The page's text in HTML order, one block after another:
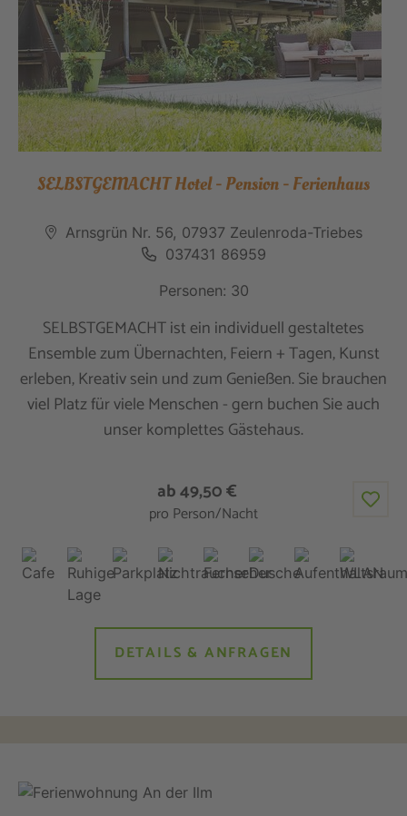
SELBSTGEMACHT Hotel - Pension - Ferienhaus
Arnsgrün Nr. 56, 07937 Zeulenroda-Triebes
037431 86959
Personen: 30
SELBSTGEMACHT ist ein individuell gestaltetes
Ensemble zum Übernachten, Feiern + Tagen, Kunst
erleben, Kreativ sein und zum Genießen. Sie brauchen
viel Platz für viele Menschen - gern buchen Sie auch
unser komplettes Gästehaus.
ab 49,50 €
pro Person/Nacht
DETAILS & ANFRAGEN